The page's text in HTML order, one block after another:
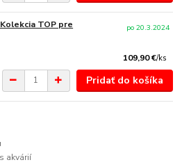
TOP pre
109,90 €/ks
po 20.3.2024
Pridať do košíka
akvárií